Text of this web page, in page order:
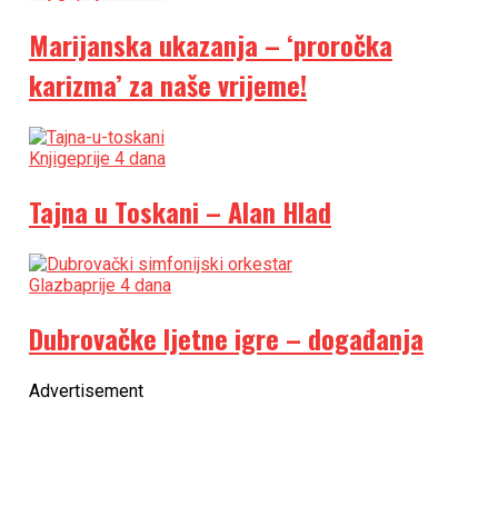
Marijanska ukazanja – ‘proročka
karizma’ za naše vrijeme!
Knjigeprije 4 dana
Tajna u Toskani – Alan Hlad
Glazbaprije 4 dana
Dubrovačke ljetne igre – događanja
Advertisement